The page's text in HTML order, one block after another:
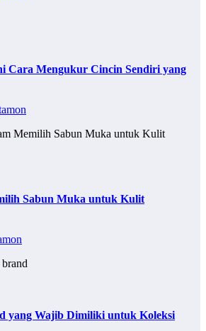
Cara Mengukur Cincin Sendiri yang
Sabun Muka untuk Kulit
yang Wajib Dimiliki untuk Koleksi